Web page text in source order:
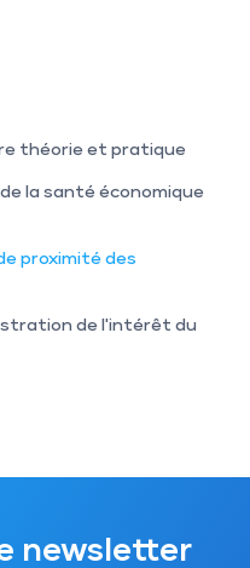
théorie et pratique
la santé économique
proximité des
de l'intérêt du
newsletter